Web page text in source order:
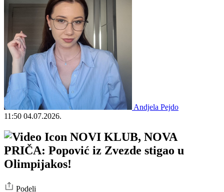
Andjela Pejdo
11:50 04.07.2026.
NOVI KLUB, NOVA
PRIČA: Popović iz Zvezde stigao u
Olimpijakos!
Podeli